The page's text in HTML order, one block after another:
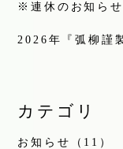
※連休のお知ら
2026年『弧柳謹
カテゴリ
お知らせ（11）